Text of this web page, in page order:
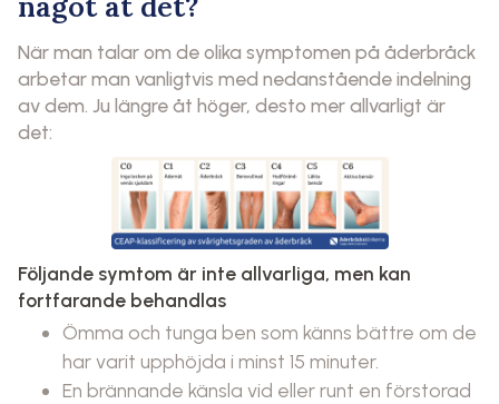
När man talar om de olika symptomen på åderbråck
arbetar man vanligtvis med nedanstående indelning
av dem. Ju längre åt höger, desto mer allvarligt är
det:
Följande symtom är inte allvarliga, men kan
fortfarande behandlas
Ömma och tunga ben som känns bättre om de
har varit upphöjda i minst 15 minuter.
En brännande känsla vid eller runt en förstorad